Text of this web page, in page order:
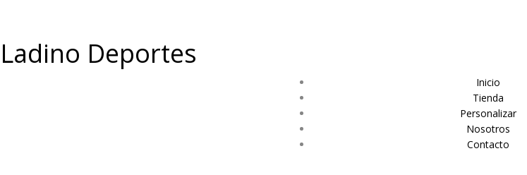
Ladino Deportes
Inicio
Tienda
Personalizar
Nosotros
Contacto